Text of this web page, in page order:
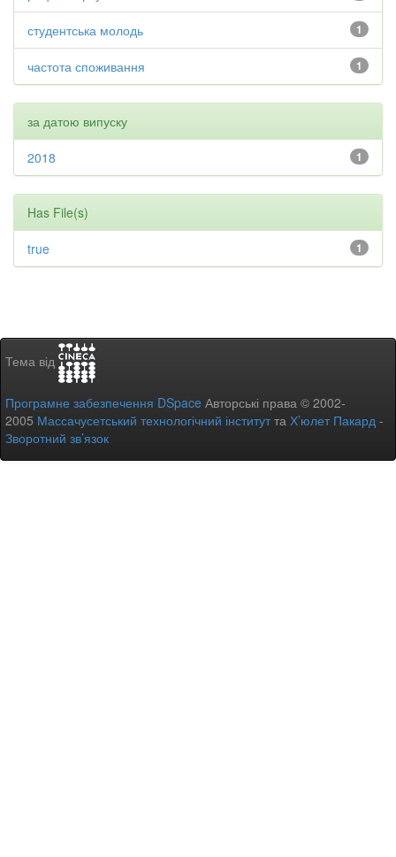
1
студентська молодь
1
частота споживання
за датою випуску
1
2018
Has File(s)
1
true
Тема від
Програмне забезпечення DSpace Авторські права © 2002-
2005 Массачусетський технологічний інститутта Х’юлет Пакард -
Зворотний зв’язок